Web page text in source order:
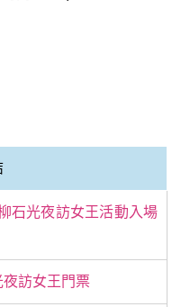
石光夜訪女王活動入場
夜訪女王門票